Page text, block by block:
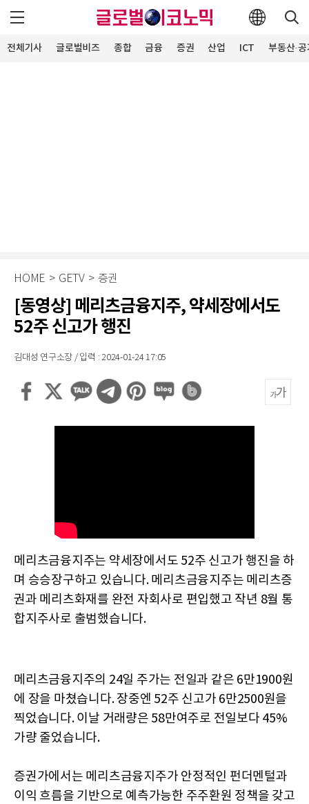
전체기사 글로벌비즈 종합 금융 증권 산업 ICT 부동산·
HOME > GETV > 증권
[동영상] 메리츠금융지주, 약세장에서도
52주 신고가 행진
김대성 연구소장 / 입력 : 2024-01-24 17:05
메리츠금융지주는 약세장에서도 52주 신고가 행진을 하
며 승승장구하고 있습니다. 메리츠금융지주는 메리츠증
권과 메리츠화재를 완전 자회사로 편입했고 작년 8월 통
합지주사로 출범했습니다.
메리츠금융지주의 24일 주가는 전일과 같은 6만1900원
에 장을 마쳤습니다. 장중엔 52주 신고가 6만2500원을
찍었습니다. 이날 거래량은 58만여주로 전일보다 45%
가량 줄었습니다.
증권가에서는 메리츠금융지주가 안정적인 펀더멘털과
이익 흐름을 기반으로 예측가능한 주주환원 정책을 갖고